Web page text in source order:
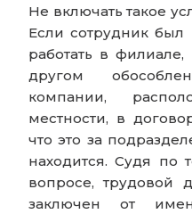
Не включать такое
Если сотрудник был
работать в филиале,
другом
компании,
местности, в
что это за
находится. Судя по
вопросе, трудовой
заключен от